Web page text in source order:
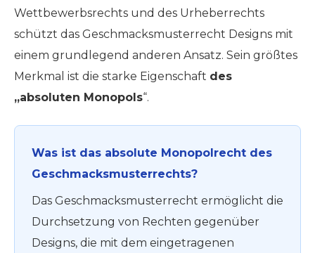
Wettbewerbsrechts und des Urheberrechts
schützt das Geschmacksmusterrecht Designs mit
einem grundlegend anderen Ansatz. Sein größtes
Merkmal ist die starke Eigenschaft des
„absoluten Monopols“.
Was ist das absolute Monopolrecht des
Geschmacksmusterrechts?
Das Geschmacksmusterrecht ermöglicht die
Durchsetzung von Rechten gegenüber
Designs, die mit dem eingetragenen